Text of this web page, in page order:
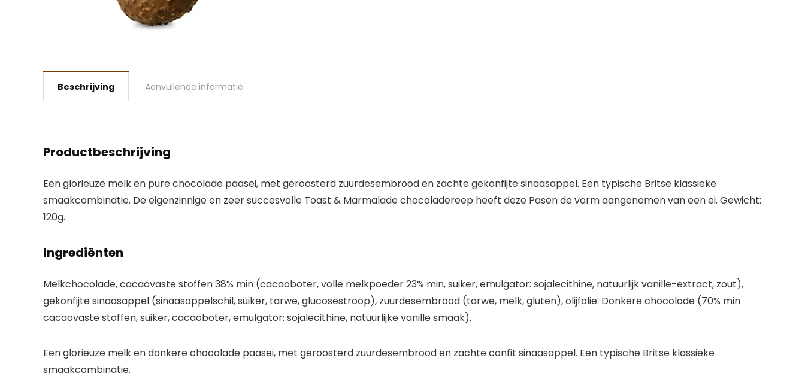
Beschrijving Aanvullende informatie
Productbeschrijving
Een glorieuze melk en pure chocolade paasei, met geroosterd zuurdesembrood en zachte gekonfijte sinaasappel. Een typische Britse klassieke
smaakcombinatie. De eigenzinnige en zeer succesvolle Toast & Marmalade chocoladereep heeft deze Pasen de vorm aangenomen van een ei. Gewicht:
120g.
Ingrediënten
Melkchocolade, cacaovaste stoffen 38% min (cacaoboter, volle melkpoeder 23% min, suiker, emulgator: sojalecithine, natuurlijk vanille-extract, zout),
gekonfijte sinaasappel (sinaasappelschil, suiker, tarwe, glucosestroop), zuurdesembrood (tarwe, melk, gluten), olijfolie. Donkere chocolade (70% min
cacaovaste stoffen, suiker, cacaoboter, emulgator: sojalecithine, natuurlijke vanille smaak).
Een glorieuze melk en donkere chocolade paasei, met geroosterd zuurdesembrood en zachte confit sinaasappel. Een typische Britse klassieke
smaakcombinatie.